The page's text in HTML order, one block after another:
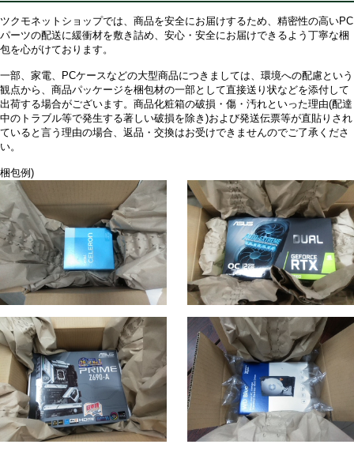
ツクモネットショップでは、商品を安全にお届けするため、精密性の高いPC
パーツの配送に緩衝材を敷き詰め、安心・安全にお届けできるよう丁寧な梱
包を心がけております。
一部、家電、PCケースなどの大型商品につきましては、環境への配慮という
観点から、商品パッケージを梱包材の一部として直接送り状などを添付して
出荷する場合がございます。商品化粧箱の破損・傷・汚れといった理由(配達
中のトラブル等で発生する著しい破損を除き)および発送伝票等が直貼りされ
ていると言う理由の場合、返品・交換はお受けできませんのでご了承くださ
い。
梱包例)